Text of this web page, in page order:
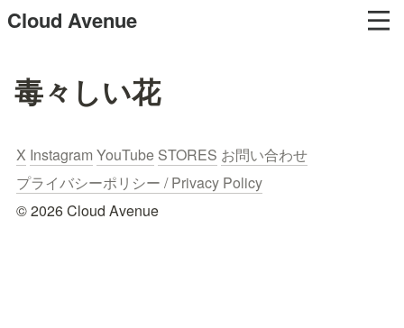
Cloud Avenue
毒々しい花
X Instagram YouTube STORES お問い合わせ
プライバシーポリシー / Privacy Policy
© 2026 Cloud Avenue